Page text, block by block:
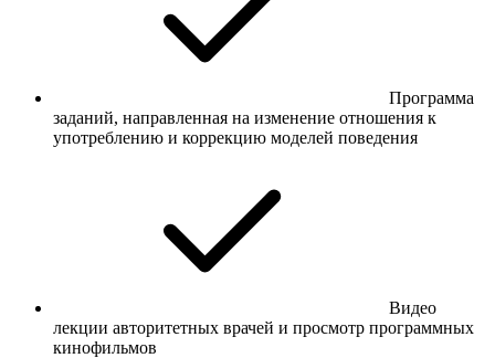
Программа
заданий, направленная на изменение отношения к
употреблению и коррекцию моделей поведения
Видео
лекции авторитетных врачей и просмотр программных
кинофильмов